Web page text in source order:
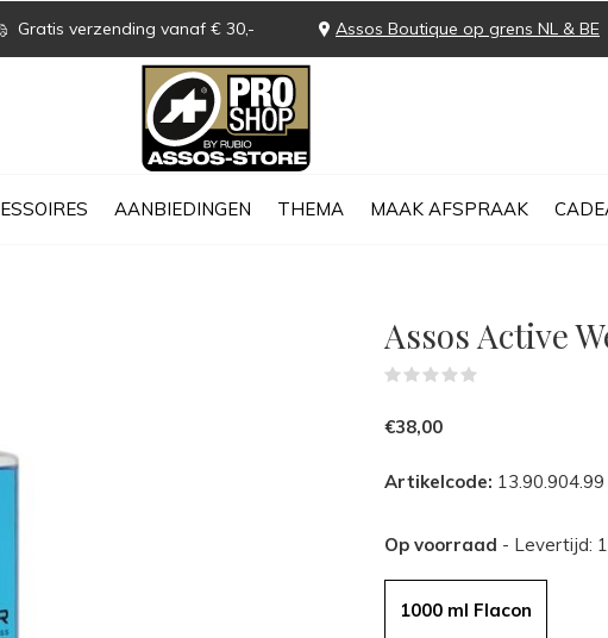
AANBIEDINGEN THEMA MAAK AFSPRAAK
Gratis verzending vanaf € 30,- Assos Boutique op grens NL & BE
Assos Active
€38,00
Artikelcode: 13.90.904.99
Op voorraad - Levertijd:
1000 ml Flacon